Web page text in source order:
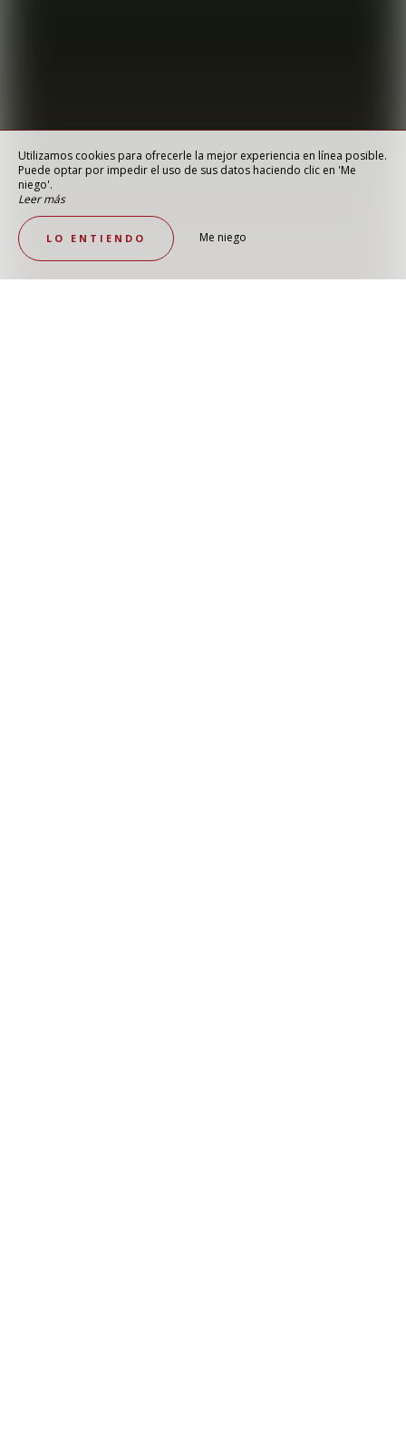
Utilizamos cookies para ofrecerle la mejor experiencia en línea posible.
Puede optar por impedir el uso de sus datos haciendo clic en 'Me
niego'.
Leer más
LO ENTIENDO Me niego